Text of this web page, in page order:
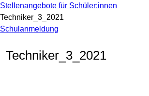
Stellenangebote für Schüler:innen
Techniker_3_2021
Schulanmeldung
Techniker_3_2021